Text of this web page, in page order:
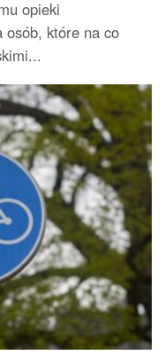
opieki
osób, które na co